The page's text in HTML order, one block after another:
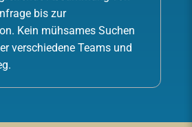
bis zur
Kein mühsames Suchen
verschiedene Teams und